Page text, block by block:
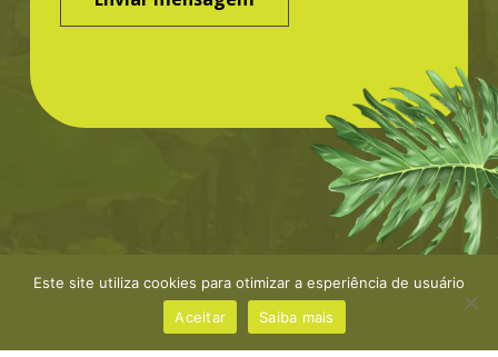
©Greenbond | site porNaçãoDesign |Política de
privacidade
Este site utiliza cookies para otimizar a esperiência de usuário
Aceitar
Saiba mais